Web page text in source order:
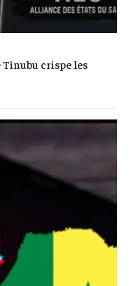
Tinubu crispe les